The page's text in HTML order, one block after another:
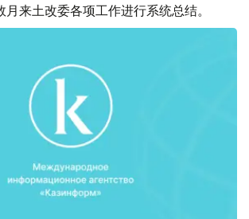
来土改委各项工作进行系统总结。